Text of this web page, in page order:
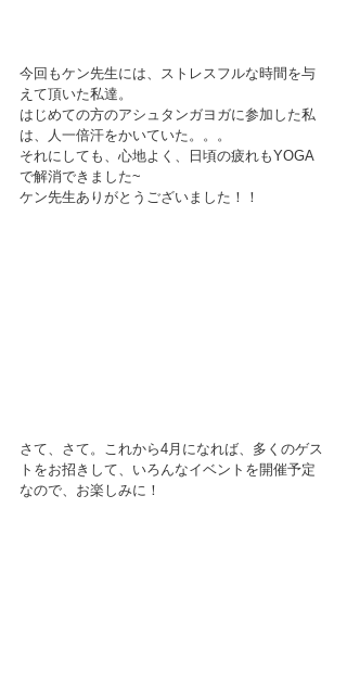
今回もケン先生には、ストレスフルな時間を与
えて頂いた私達。
はじめての方のアシュタンガヨガに参加した私
は、人一倍汗をかいていた。。。
それにしても、心地よく、日頃の疲れもYOGA
で解消できました~
ケン先生ありがとうございました！！
さて、さて。これから4月になれば、多くのゲス
トをお招きして、いろんなイベントを開催予定
なので、お楽しみに！